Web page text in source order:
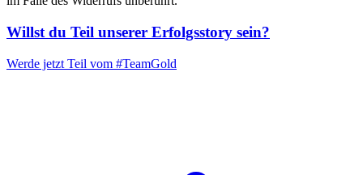
Willst du Teil unserer Erfolgsstory sein?
Werde jetzt Teil vom #TeamGold